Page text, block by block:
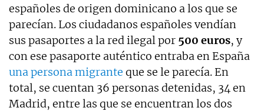
españoles de origen dominicano a los que se
parecían. Los ciudadanos españoles vendían
sus pasaportes a la red ilegal por 500 euros, y
con ese pasaporte auténtico entraba en España
una persona migrante que se le parecía. En
total, se cuentan 36 personas detenidas, 34 en
Madrid, entre las que se encuentran los dos